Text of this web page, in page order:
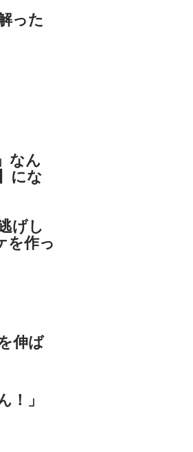
った
なん
にな
げし
を作っ
伸ば
！」